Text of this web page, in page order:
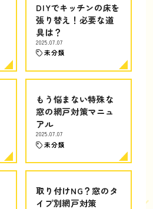
DIYでキッチンの床を
張り替え！必要な道
具は？
2025.07.07
未分類
もう悩まない特殊な
窓の網戸対策マニュ
アル
2025.07.07
未分類
取り付けNG？窓のタ
イプ別網戸対策